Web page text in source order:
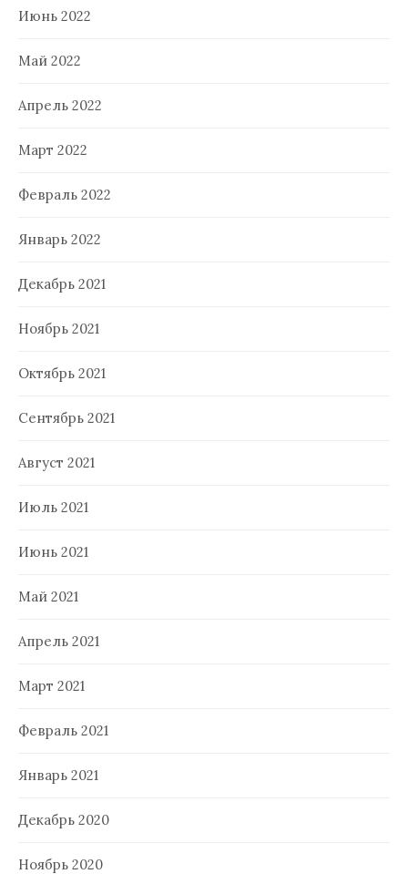
Июнь 2022
Май 2022
Апрель 2022
Март 2022
Февраль 2022
Январь 2022
Декабрь 2021
Ноябрь 2021
Октябрь 2021
Сентябрь 2021
Август 2021
Июль 2021
Июнь 2021
Май 2021
Апрель 2021
Март 2021
Февраль 2021
Январь 2021
Декабрь 2020
Ноябрь 2020